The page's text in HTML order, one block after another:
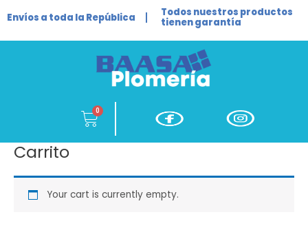
Envíos a toda la República Todos nuestros productos
tienen garantía
Cart
Carrito
Your cart is currently empty.